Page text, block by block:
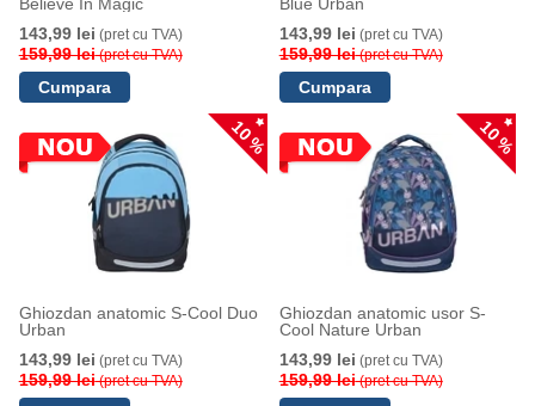
143,99 lei (pret cu TVA)
159,99 lei(pret cu TVA)
143,99 lei (pret cu TVA)
159,99 lei(pret cu TVA)
10 %
Ghiozdan anatomic S-Cool Duo
Urban
143,99 lei (pret cu TVA)
159,99 lei(pret cu TVA)
10 %
Ghiozdan anatomic usor S-
Cool Nature Urban
143,99 lei (pret cu TVA)
159,99 lei(pret cu TVA)